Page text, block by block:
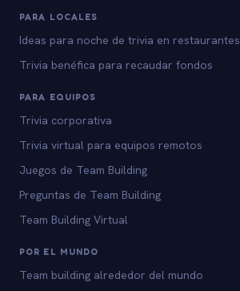
PARA LOCALES
Ideas para noche de trivia en restaurantes
Trivia benéfica para recaudar fondos
PARA EQUIPOS
Trivia corporativa
Trivia virtual para equipos remotos
Juegos de Team Building
Preguntas de Team Building
Team Building Virtual
POR EL MUNDO
Team building alrededor del mundo